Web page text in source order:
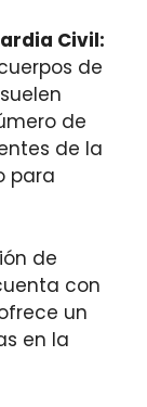
Civil:
de
de
de la
para
de
con
un
en la